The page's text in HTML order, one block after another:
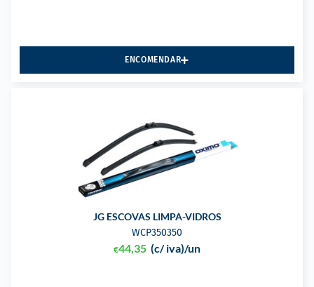
ENCOMENDAR
JG ESCOVAS LIMPA-VIDROS
WCP350350
€44,35 (c/ iva)/un